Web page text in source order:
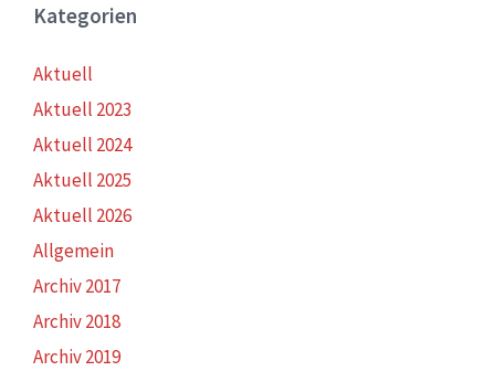
Kategorien
Aktuell
Aktuell 2023
Aktuell 2024
Aktuell 2025
Aktuell 2026
Allgemein
Archiv 2017
Archiv 2018
Archiv 2019